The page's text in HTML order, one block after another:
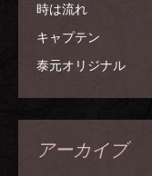
時は流れ
キャプテン
泰元オリジナル
アーカイブ